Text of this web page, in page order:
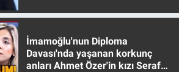
İmamoğlu'nun Diploma
Davası'nda yaşanan korkunç
anları Ahmet Özer'in kızı Seraf